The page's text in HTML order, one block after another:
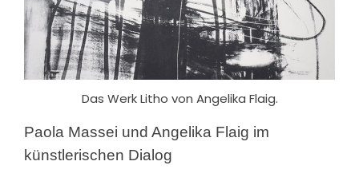
Das Werk Litho von Angelika Flaig.
Paola Massei und Angelika Flaig im
künstlerischen Dialog